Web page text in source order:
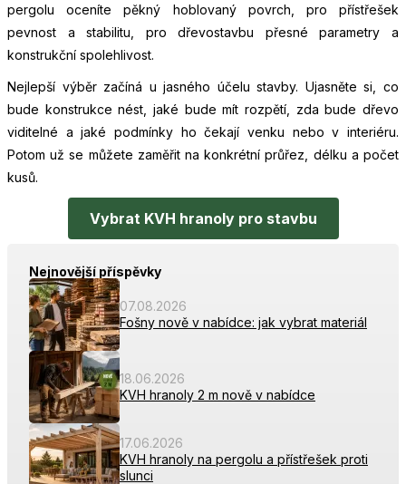
pergolu oceníte pěkný hoblovaný povrch, pro přístřešek
pevnost a stabilitu, pro dřevostavbu přesné parametry a
konstrukční spolehlivost.
Nejlepší výběr začíná u jasného účelu stavby. Ujasněte si, co
bude konstrukce nést, jaké bude mít rozpětí, zda bude dřevo
viditelné a jaké podmínky ho čekají venku nebo v interiéru.
Potom už se můžete zaměřit na konkrétní průřez, délku a počet
kusů.
Vybrat KVH hranoly pro stavbu
Nejnovější příspěvky
07.08.2026
Fošny nově v nabídce: jak vybrat materiál
18.06.2026
KVH hranoly 2 m nově v nabídce
17.06.2026
KVH hranoly na pergolu a přístřešek proti
slunci